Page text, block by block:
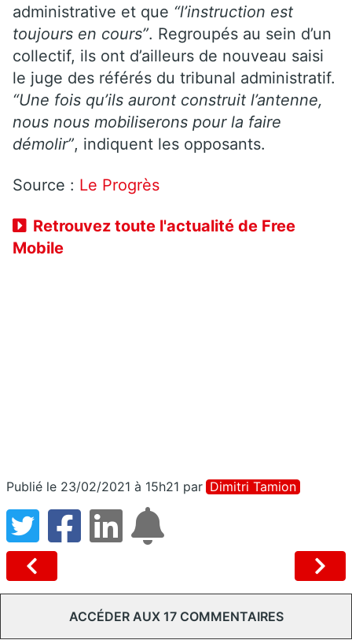
administrative et que “l’instruction est
toujours en cours”. Regroupés au sein d’un
collectif, ils ont d’ailleurs de nouveau saisi
le juge des référés du tribunal administratif.
“Une fois qu’ils auront construit l’antenne,
nous nous mobiliserons pour la faire
démolir”, indiquent les opposants.
Source : Le Progrès
Retrouvez toute l'actualité de Free
Mobile
Publié le 23/02/2021 à 15h21 par Dimitri Tamion
ACCÉDER AUX 17 COMMENTAIRES